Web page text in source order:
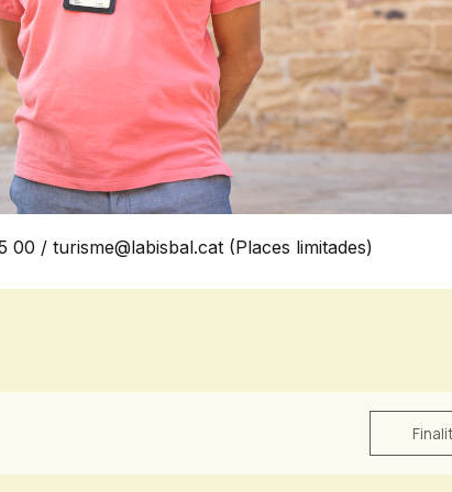
/ turisme@labisbal.cat (Places limitades)